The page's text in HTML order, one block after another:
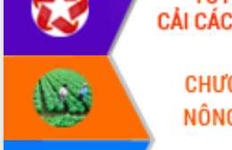
Đắk Lắk ký kết thỏa thuận hợp tác về
chuyển đổi số giai đoạn 2026 – 2030
với Tập đoàn Bưu chính Viễn thông
Thứ trưởng Bộ Y tế làm việc với tỉnh
Đắk Lắk về phát triển nhân lực y tế
cho trạm y tế cấp xã
Du lịch Đắk Lắk nâng tầm trải nghiệm